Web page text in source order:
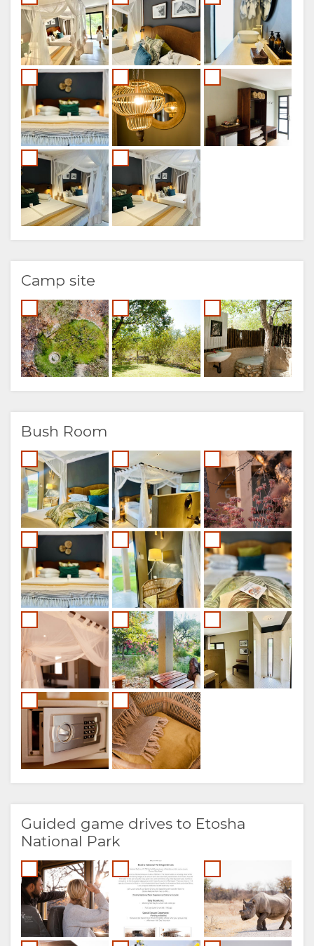
Camp site
Bush Room
Guided game drives to Etosha
National Park